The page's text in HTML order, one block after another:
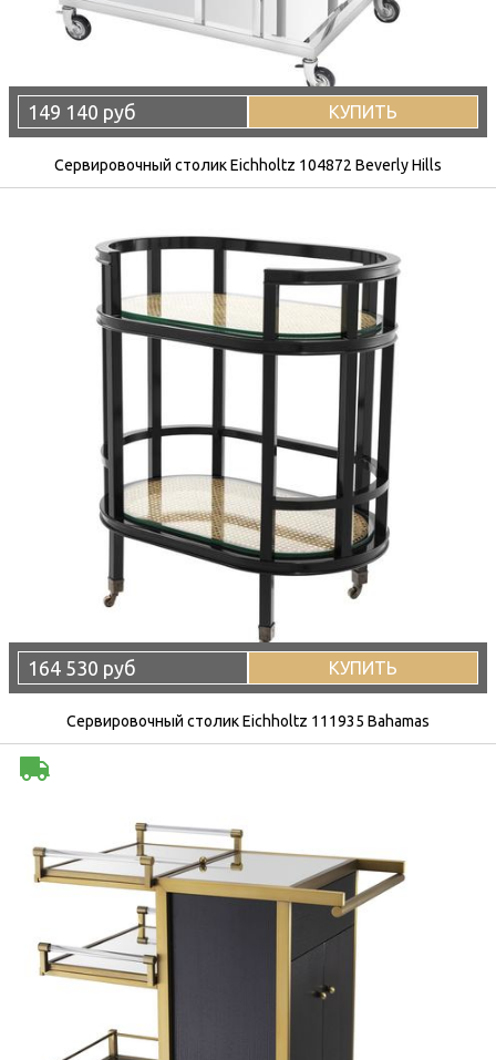
149 140 руб КУПИТЬ
Сервировочный столик Eichholtz 104872 Beverly Hills
164 530 руб КУПИТЬ
Сервировочный столик Eichholtz 111935 Bahamas